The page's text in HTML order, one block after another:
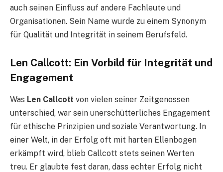
auch seinen Einfluss auf andere Fachleute und
Organisationen. Sein Name wurde zu einem Synonym
für Qualität und Integrität in seinem Berufsfeld.
Len Callcott: Ein Vorbild für Integrität und
Engagement
Was Len Callcott von vielen seiner Zeitgenossen
unterschied, war sein unerschütterliches Engagement
für ethische Prinzipien und soziale Verantwortung. In
einer Welt, in der Erfolg oft mit harten Ellenbogen
erkämpft wird, blieb Callcott stets seinen Werten
treu. Er glaubte fest daran, dass echter Erfolg nicht